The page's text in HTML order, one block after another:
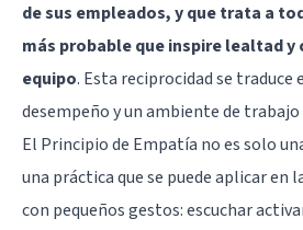
de sus empleados, y que trata a
más probable que inspire lealtad y
equipo. Esta reciprocidad se traduce
desempeño y un ambiente de
El Principio de Empatía no es solo
una práctica que se puede aplicar en
con pequeños gestos: escuchar